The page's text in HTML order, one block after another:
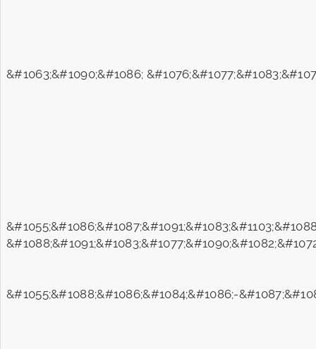
&#1063;&#1090;&#1086;
&#1055;&#1088;&#1086;&#1084;&#1086;-